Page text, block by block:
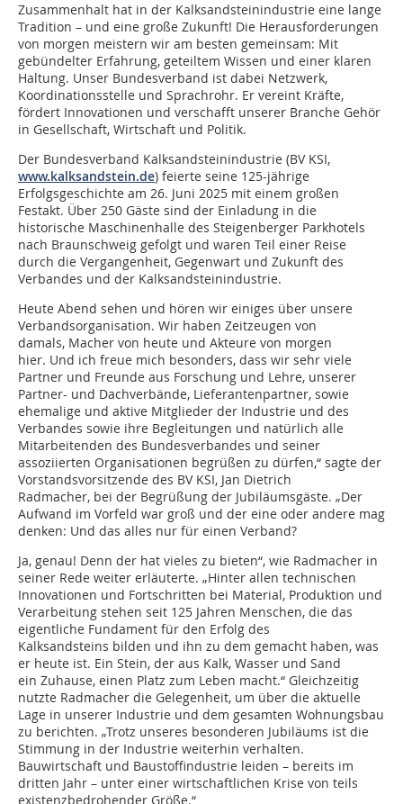
Zusammenhalt hat in der Kalksandsteinindustrie eine lange
Tradition – und eine große Zukunft! Die Herausforderungen
von morgen meistern wir am besten gemeinsam: Mit
gebündelter Erfahrung, geteiltem Wissen und einer klaren
Haltung. Unser Bundesverband ist dabei Netzwerk,
Koordinationsstelle und Sprachrohr. Er vereint Kräfte,
fördert Innovationen und verschafft unserer Branche Gehör
in Gesellschaft, Wirtschaft und Politik.
Der Bundesverband Kalksandsteinindustrie (BV KSI,
www.kalksandstein.de) feierte seine 125-jährige
Erfolgsgeschichte am 26. Juni 2025 mit einem großen
Festakt. Über 250 Gäste sind der Einladung in die
historische Maschinenhalle des Steigenberger Parkhotels
nach Braunschweig gefolgt und waren Teil einer Reise
durch die Vergangenheit, Gegenwart und Zukunft des
Verbandes und der Kalksandsteinindustrie.
Heute Abend sehen und hören wir einiges über unsere
Verbandsorganisation. Wir haben Zeitzeugen von
damals, Macher von heute und Akteure von morgen
hier. Und ich freue mich besonders, dass wir sehr viele
Partner und Freunde aus Forschung und Lehre, unserer
Partner- und Dachverbände, Lieferantenpartner, sowie
ehemalige und aktive Mitglieder der Industrie und des
Verbandes sowie ihre Begleitungen und natürlich alle
Mitarbeitenden des Bundesverbandes und seiner
assoziierten Organisationen begrüßen zu dürfen,“ sagte der
Vorstandsvorsitzende des BV KSI, Jan Dietrich
Radmacher, bei der Begrüßung der Jubiläumsgäste. „Der
Aufwand im Vorfeld war groß und der eine oder andere mag
denken: Und das alles nur für einen Verband?
Ja, genau! Denn der hat vieles zu bieten“, wie Radmacher in
seiner Rede weiter erläuterte. „Hinter allen technischen
Innovationen und Fortschritten bei Material, Produktion und
Verarbeitung stehen seit 125 Jahren Menschen, die das
eigentliche Fundament für den Erfolg des
Kalksandsteins bilden und ihn zu dem gemacht haben, was
er heute ist. Ein Stein, der aus Kalk, Wasser und Sand
ein Zuhause, einen Platz zum Leben macht.“ Gleichzeitig
nutzte Radmacher die Gelegenheit, um über die aktuelle
Lage in unserer Industrie und dem gesamten Wohnungsbau
zu berichten. „Trotz unseres besonderen Jubiläums ist die
Stimmung in der Industrie weiterhin verhalten.
Bauwirtschaft und Baustoffindustrie leiden – bereits im
dritten Jahr – unter einer wirtschaftlichen Krise von teils
existenzbedrohender Größe.“